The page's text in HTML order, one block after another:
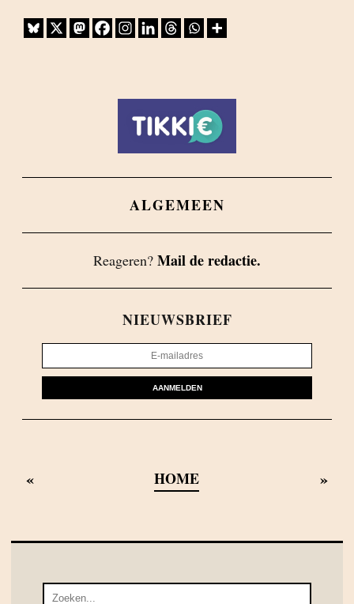
ALGEMEEN
Reageren? Mail de redactie.
NIEUWSBRIEF
AANMELDEN
« HOME »